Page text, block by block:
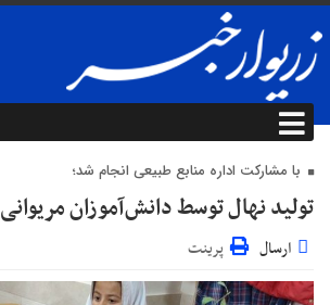
با مشارکت اداره منابع طبیعی انجام شد؛
تولید نهال توسط دانش‌آموزان مریوانی
ارسال پرینت